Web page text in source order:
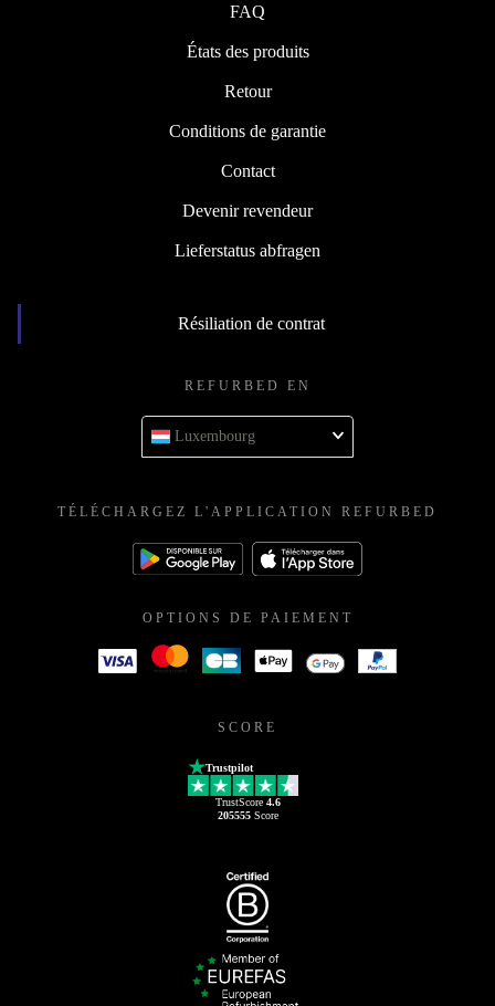
FAQ
États des produits
Retour
Conditions de garantie
Contact
Devenir revendeur
Lieferstatus abfragen
Résiliation de contrat
REFURBED EN
Luxembourg
TÉLÉCHARGEZ L'APPLICATION REFURBED
OPTIONS DE PAIEMENT
SCORE
Trustpilot
TrustScore 4.6
205555Score